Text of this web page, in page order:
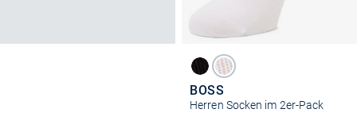
BOSS
Herren Socken im 2er-Pack